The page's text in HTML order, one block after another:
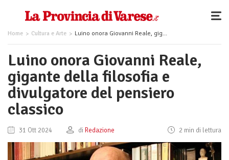
Home Cultura e Arte Luino onora Giovanni Reale, gigante della filosofia e divulgatore del pensiero classico
Luino onora Giovanni Reale,
gigante della filosofia e
divulgatore del pensiero
classico
31 Ott 2024 di Redazione 2 min di lettura